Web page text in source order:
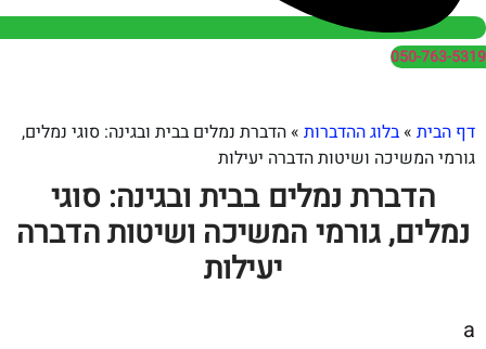
»בלוג ההדברות»הדברת נמלים בבית ובגינה: סוגי נמלים,
ושיטות הדברה יעילות
נמלים בבית ובגינה: סוגי
גורמי המשיכה ושיטות הדברה
יעילות